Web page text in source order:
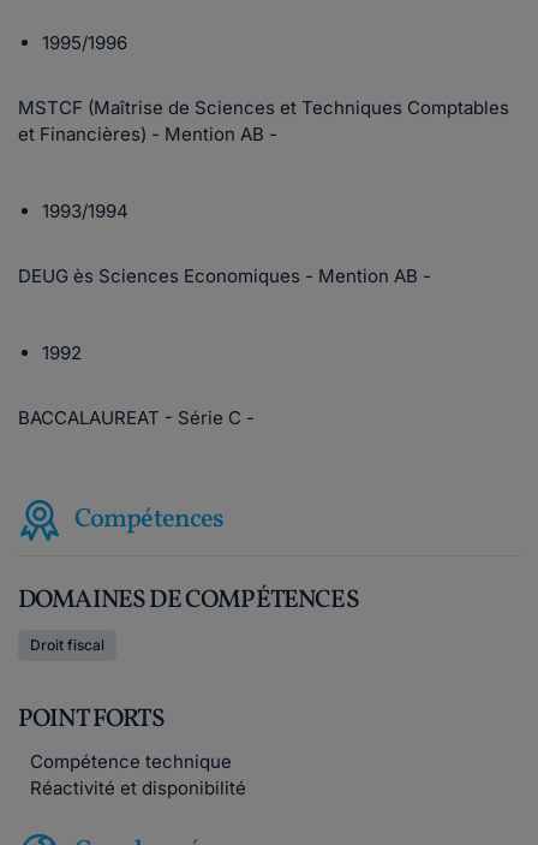
1995/1996
MSTCF (Maîtrise de Sciences et Techniques Comptables
et Financières) - Mention AB -
1993/1994
DEUG ès Sciences Economiques - Mention AB -
1992
BACCALAUREAT - Série C -
Compétences
DOMAINES DE COMPÉTENCES
Droit fiscal
POINT FORTS
Compétence technique
Réactivité et disponibilité